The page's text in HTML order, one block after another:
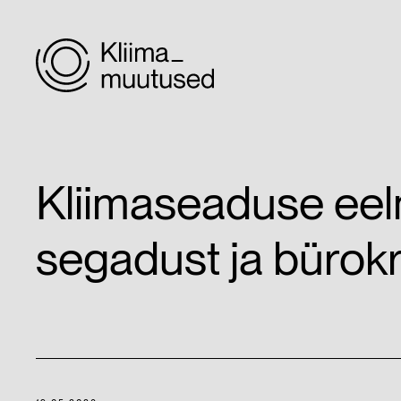
Kliimaseaduse
segadust ja